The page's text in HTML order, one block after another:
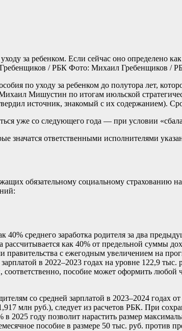
за ребенком. Если сейчас оно определено
Фото: Михаил Гребенщиков /
по уходу за ребенком до полутора лет,
Михаил Мишустин по итогам июльской
источник, знакомый с их содержанием).
уже со следующего года — при условии
ответственными исполнителями
обязательному социальному страхованию
40% среднего заработка родителя за два
как 40% от предельной суммы
правительства с ежегодным увеличением на
в 2022–2023 годах на уровне 122,9
пособие может оформить любой
со средней зарплатой в 2023–2024 годах
млн руб.), следует из расчетов РБК. При
2025 году позволит нарастить размер
пособие в размере 50 тыс. руб. против